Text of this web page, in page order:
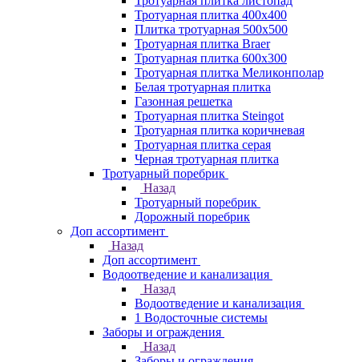
Тротуарная плитка 400х400
Плитка тротуарная 500x500
Тротуарная плитка Braer
Тротуарная плитка 600х300
Тротуарная плитка Меликонполар
Белая тротуарная плитка
Газонная решетка
Тротуарная плитка Steingot
Тротуарная плитка коричневая
Тротуарная плитка серая
Черная тротуарная плитка
Тротуарный поребрик
Назад
Тротуарный поребрик
Дорожный поребрик
Доп ассортимент
Назад
Доп ассортимент
Водоотведение и канализация
Назад
Водоотведение и канализация
1 Водосточные системы
Заборы и ограждения
Назад